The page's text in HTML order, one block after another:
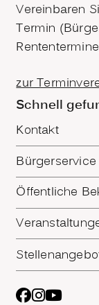
Vereinbaren
Termin
zur
Schnell
Kontakt
Bürgerservice
Öffentliche